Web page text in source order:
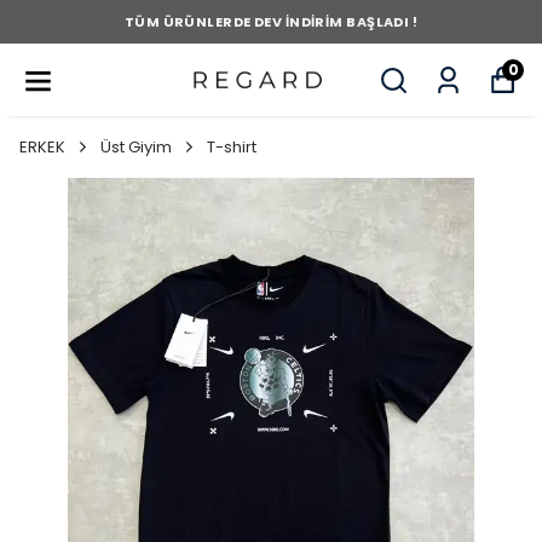
TÜM ÜRÜNLERDE DEV İNDİRİM BAŞLADI !
0
ERKEK Üst Giyim T-shirt